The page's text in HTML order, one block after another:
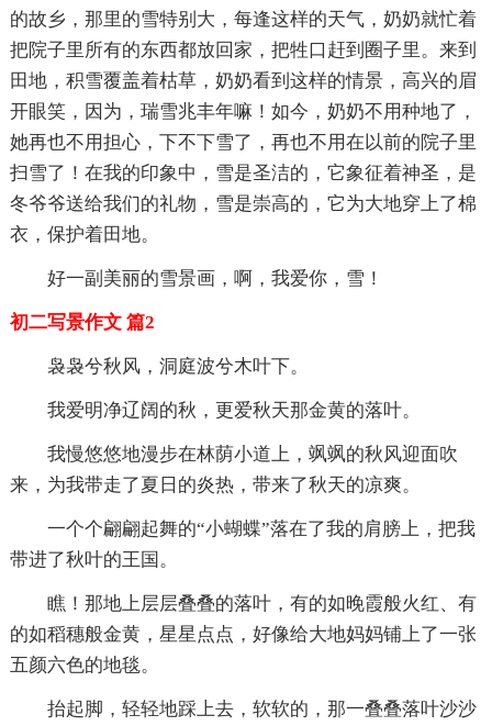
的故乡，那里的雪特别大，每逢这样的天气，奶奶就忙着
把院子里所有的东西都放回家，把牲口赶到圈子里。来到
田地，积雪覆盖着枯草，奶奶看到这样的情景，高兴的眉
开眼笑，因为，瑞雪兆丰年嘛！如今，奶奶不用种地了，
她再也不用担心，下不下雪了，再也不用在以前的院子里
扫雪了！在我的印象中，雪是圣洁的，它象征着神圣，是
冬爷爷送给我们的礼物，雪是崇高的，它为大地穿上了棉
衣，保护着田地。
好一副美丽的雪景画，啊，我爱你，雪！
初二写景作文 篇2
袅袅兮秋风，洞庭波兮木叶下。
我爱明净辽阔的秋，更爱秋天那金黄的落叶。
我慢悠悠地漫步在林荫小道上，飒飒的秋风迎面吹
来，为我带走了夏日的炎热，带来了秋天的凉爽。
一个个翩翩起舞的“小蝴蝶”落在了我的肩膀上，把我
带进了秋叶的王国。
瞧！那地上层层叠叠的落叶，有的如晚霞般火红、有
的如稻穗般金黄，星星点点，好像给大地妈妈铺上了一张
五颜六色的地毯。
抬起脚，轻轻地踩上去，软软的，那一叠叠落叶沙沙